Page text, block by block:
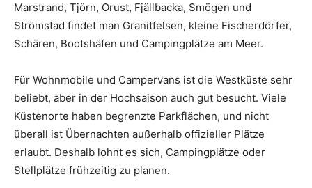
Marstrand, Tjörn, Orust, Fjällbacka, Smögen und
Strömstad findet man Granitfelsen, kleine Fischerdörfer,
Schären, Bootshäfen und Campingplätze am Meer.
Für Wohnmobile und Campervans ist die Westküste sehr
beliebt, aber in der Hochsaison auch gut besucht. Viele
Küstenorte haben begrenzte Parkflächen, und nicht
überall ist Übernachten außerhalb offizieller Plätze
erlaubt. Deshalb lohnt es sich, Campingplätze oder
Stellplätze frühzeitig zu planen.